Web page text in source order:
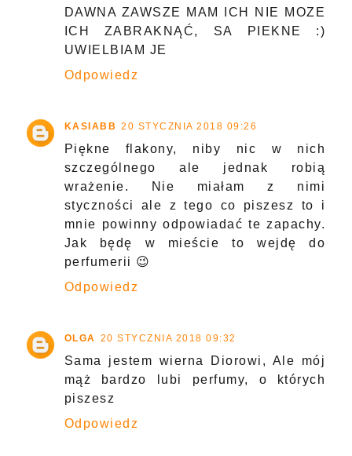
DAWNA ZAWSZE MAM ICH NIE MOZE
ICH ZABRAKNĄĆ, SA PIEKNE :)
UWIELBIAM JE
Odpowiedz
KASIABB 20 STYCZNIA 2018 09:26
Piękne flakony, niby nic w nich
szczególnego ale jednak robią
wrażenie. Nie miałam z nimi
styczności ale z tego co piszesz to i
mnie powinny odpowiadać te zapachy.
Jak będę w mieście to wejdę do
perfumerii 😉
Odpowiedz
OLGA 20 STYCZNIA 2018 09:32
Sama jestem wierna Diorowi, Ale mój
mąż bardzo lubi perfumy, o których
piszesz
Odpowiedz